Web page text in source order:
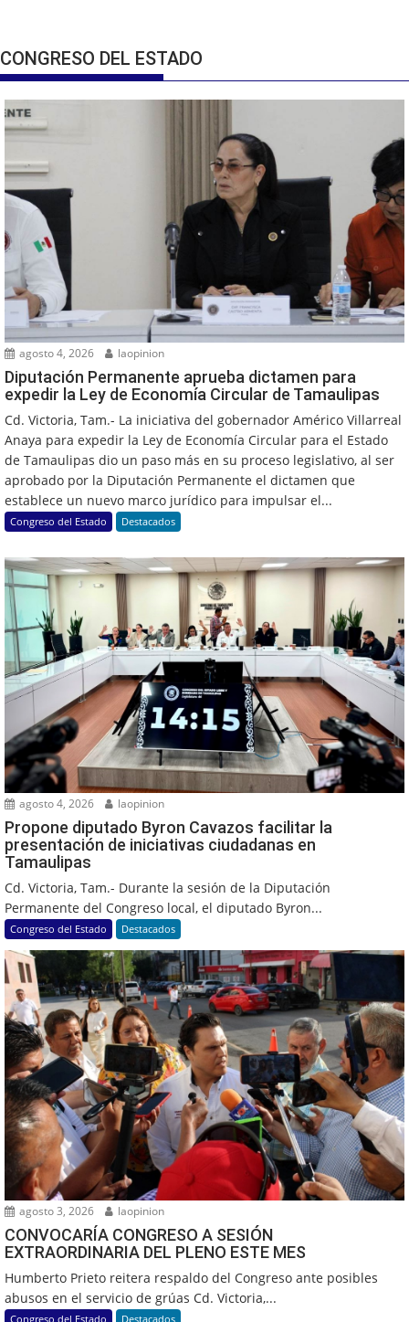
CONGRESO DEL ESTADO
agosto 4, 2026 laopinion
Diputación Permanente aprueba dictamen para
expedir la Ley de Economía Circular de Tamaulipas
Cd. Victoria, Tam.- La iniciativa del gobernador Américo Villarreal
Anaya para expedir la Ley de Economía Circular para el Estado
de Tamaulipas dio un paso más en su proceso legislativo, al ser
aprobado por la Diputación Permanente el dictamen que
establece un nuevo marco jurídico para impulsar el...
Congreso del Estado Destacados
agosto 4, 2026 laopinion
Propone diputado Byron Cavazos facilitar la
presentación de iniciativas ciudadanas en
Tamaulipas
Cd. Victoria, Tam.- Durante la sesión de la Diputación
Permanente del Congreso local, el diputado Byron...
Congreso del Estado Destacados
agosto 3, 2026 laopinion
CONVOCARÍA CONGRESO A SESIÓN
EXTRAORDINARIA DEL PLENO ESTE MES
Humberto Prieto reitera respaldo del Congreso ante posibles
abusos en el servicio de grúas Cd. Victoria,...
Congreso del Estado Destacados